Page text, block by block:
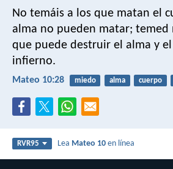
No temáis a los que matan el
alma no pueden matar; temed
que puede destruir el alma y el
infierno.
Mateo 10:28 miedo alma cuerpo
RVR95 Lea Mateo 10 en línea